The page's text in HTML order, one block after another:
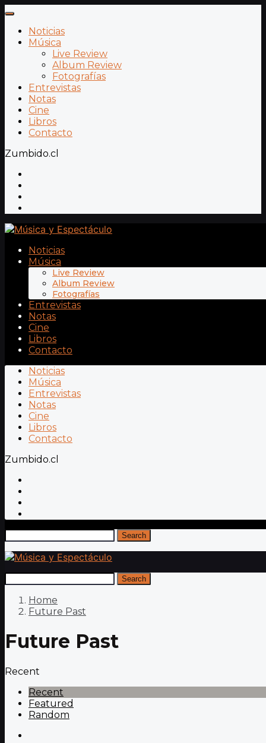
Noticias
Música
Live Review
Album Review
Fotografías
Entrevistas
Notas
Cine
Libros
Contacto
Zumbido.cl
Noticias
Música
Live Review
Album Review
Fotografías
Entrevistas
Notas
Cine
Libros
Contacto
Noticias
Música
Entrevistas
Notas
Cine
Libros
Contacto
Zumbido.cl
Search
Search
Home
Future Past
Future Past
Recent
Recent
Featured
Random